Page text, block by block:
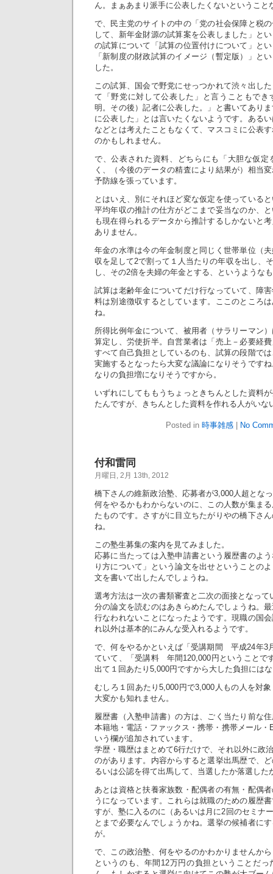
ん。まぁあまり派手に公表したくないということ
で、民主党のサイトの中の「党の社会保障と税
して、新年金財源の試算案を公表しました」と
の試算について「試算の位置付けについて」と
「新制度の財政試算のイメージ（暫定版）」と
した。
この試算、国会で野党にせっつかれて渋々出し
て「野党に対して公表した」と言うこともでき
明。その後）記者に公表した。」と書いてあり
に公表した」とは言いたくないようです。ある
などとは考えたこともなくて、マスコミに公表
のかもしれません。
で、公表された資料、どちらにも「大胆な仮定
く、（今後のデータの精査により結果が）相当
予防線を張っています。
とはいえ、別にそれほど変な仮定を使っている
平均年収の推計の仕方がどこまで妥当なのか、
も現在得られるデータから推計するしかないと
ありません。
年金の水準は今の年金制度と同じく世帯単位（
収を足して2で割って１人当たりの年収を出し、
し、その2倍を夫婦の年金とする、というような
試算は老齢年金についてだけ行なっていて、障
料は別途徴収するとしています。ここのところ
ね。
所得比例年金について、被用者（サラリーマン
算定し、労使折半。自営業者は「売上－必要経
すべて自己負担としているのも、試算の段階で
実施するとなったら大変な議論になりそうです
なりの負担増になりそうですから。
いずれにしてももうちょっときちんとした資料
たんですが、きちんとした資料を作れる人がいな
Posted in 時事雑感 No
付和雷同
月曜日, 2月 13th, 2012
橋下さんの維新政治塾、応募者が3,000人超とな
何をやるかもわからないのに、この人数が集ま
たものです。さすがに目立ちたがりやの橋下さ
ね。
この塾生募集の案内を見てみました。
応募に当たっては入塾申請書という履歴書のよ
り方について」という論文を出せということの
文を書いて出したんでしょうね。
選考方法は一次の書類審査と二次の面接となっ
分の論文を読むのはあきらめたんでしょうね。
行なわれないことになったようです。現職の国
れ以外は基本的にみんな受入れるようです。
で、何をやるかといえば「受講期間 平成24年3
ていて、「受講料 年間120,000円ということで
出て１回あたり5,000円ですから大した負担には
むしろ１回あたり5,000円で3,000人もの人を対
大変かも知れません。
履歴書（入塾申請書）の方は、ごく当たり前な
本籍地・電話・ファックス・携帯・携帯メール
いう欄が追加されています。
学歴・職歴はまとめて6行だけで、それ以外に政
のがあります。内容からすると選挙出馬歴で、
るいは公認を得て出馬して、当選したか落選した
あとは資格と扶養家族数・配偶者の有無・配偶
うになっています。これらは就職のための履歴
すが、塾に入るのに（あるいは月に2回のセミナ
とまで必要なんでしょうかね。選挙の候補者に
が。
で、この政治塾、何をやるのかわかりませんか
というのも、年間12万円の負担ということだ